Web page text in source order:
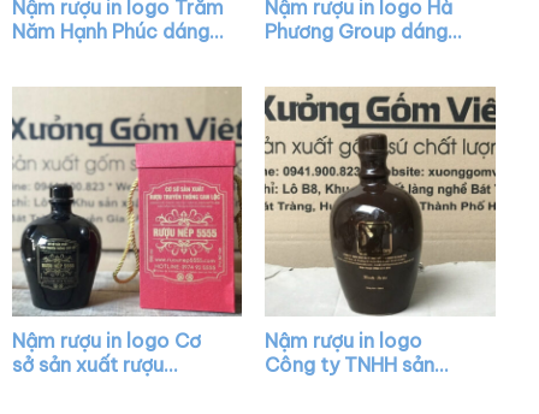
Nậm rượu in logo Trăm
Năm Hạnh Phúc dáng
Nậm rượu in logo Hà
Phương Group dáng
Nậm rượu in logo Cơ
sở sản xuất rượu
Nậm rượu in logo
Công ty TNHH sản